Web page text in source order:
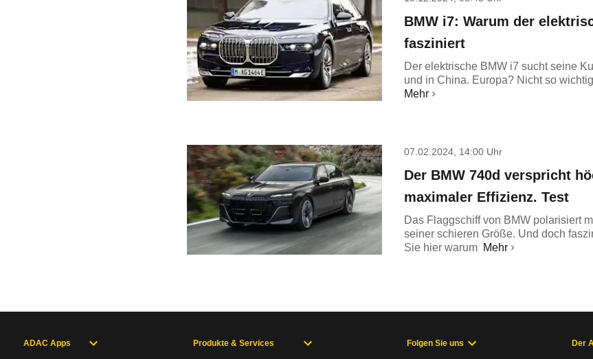
BMW i7: Warum der
fasziniert
Der elektrische BMW i7 sucht seine
und in China. Europa? Nicht so
Mehr
07.02.2024, 14:00 Uhr
Der BMW 740d verspricht
maximaler Effizienz. Test
Das Flaggschiff von BMW polarisiert
seiner schieren Größe. Und doch
Sie hier warum Mehr
ADAC Apps Produkte & Services Folgen Sie uns Der